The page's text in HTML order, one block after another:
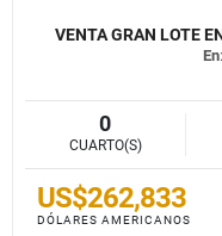
VENTA GRAN LOTE
En
0
CUARTO(S)
US$262,833
DÓLARES AMERICANOS